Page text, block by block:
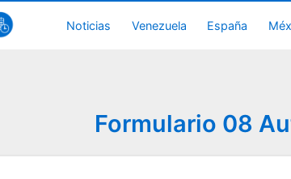
Noticias Venezuela España
Formulario 08